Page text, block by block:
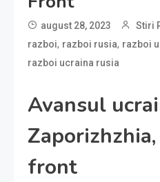
august 28, 2023 Stiri
razboi, razboi rusia, razboi
razboi ucraina rusia
Avansul
front